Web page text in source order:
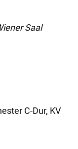
Saal
C-Dur, KV